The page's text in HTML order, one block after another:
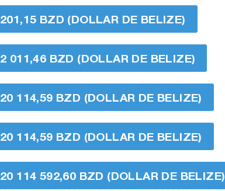
201,15 BZD (DOLLAR DE BELIZE)
2 011,46 BZD (DOLLAR DE BELIZE)
20 114,59 BZD (DOLLAR DE BELIZE)
20 114,59 BZD (DOLLAR DE BELIZE)
20 114 592,60 BZD (DOLLAR DE BELIZE)